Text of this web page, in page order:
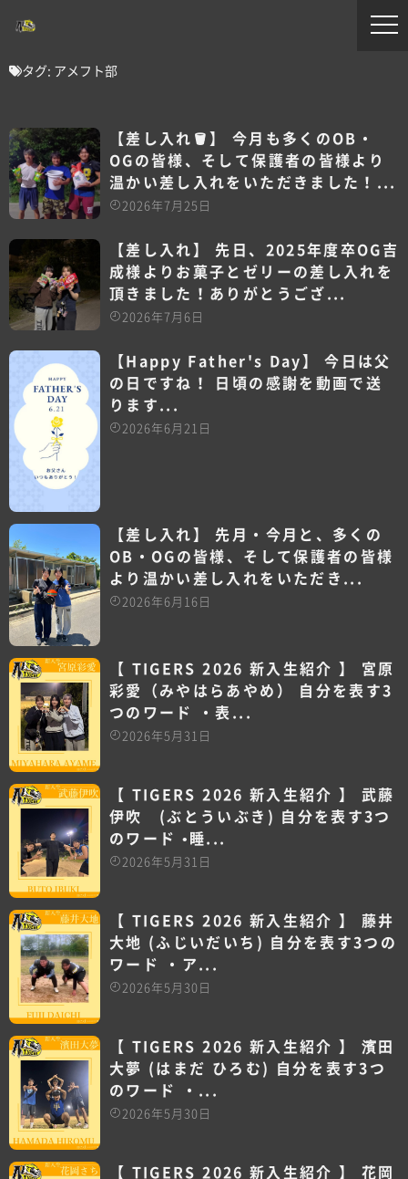
タグ: アメフト部
【差し入れ🪣】 今月も多くのOB・
OGの皆様、そして保護者の皆様より
温かい差し入れをいただきました！...
2026年7月25日
【差し入れ】 先日、2025年度卒OG吉
成様よりお菓子とゼリーの差し入れを
頂きました！ありがとうござ...
2026年7月6日
【Happy Father's Day】 今日は父
の日ですね！ 日頃の感謝を動画で送
ります...
2026年6月21日
【️差し入れ】 先月・今月と、多くの
OB・OGの皆様、そして保護者の皆様
より温かい差し入れをいただき...
2026年6月16日
【 TIGERS 2026 新入生紹介 】 宮原
彩愛（みやはらあやめ） 自分を表す3
つのワード ・表...
2026年5月31日
【 TIGERS 2026 新入生紹介 】 武藤
伊吹 (ぶとういぶき) 自分を表す3つ
のワード •睡...
2026年5月31日
【 TIGERS 2026 新入生紹介 】 藤井
大地 (ふじいだいち) 自分を表す3つの
ワード ・ア...
2026年5月30日
【 TIGERS 2026 新入生紹介 】 濱田
大夢 (はまだ ひろむ) 自分を表す3つ
のワード ・...
2026年5月30日
【 TIGERS 2026 新入生紹介 】 花岡